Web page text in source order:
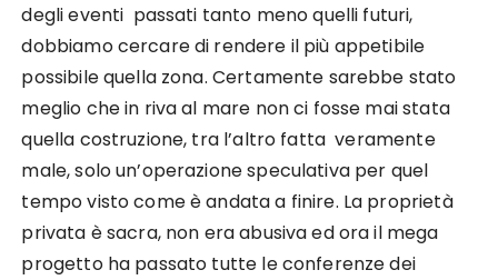
degli eventi passati tanto meno quelli futuri,
dobbiamo cercare di rendere il più appetibile
possibile quella zona. Certamente sarebbe stato
meglio che in riva al mare non ci fosse mai stata
quella costruzione, tra l’altro fatta veramente
male, solo un’operazione speculativa per quel
tempo visto come è andata a finire. La proprietà
privata è sacra, non era abusiva ed ora il mega
progetto ha passato tutte le conferenze dei